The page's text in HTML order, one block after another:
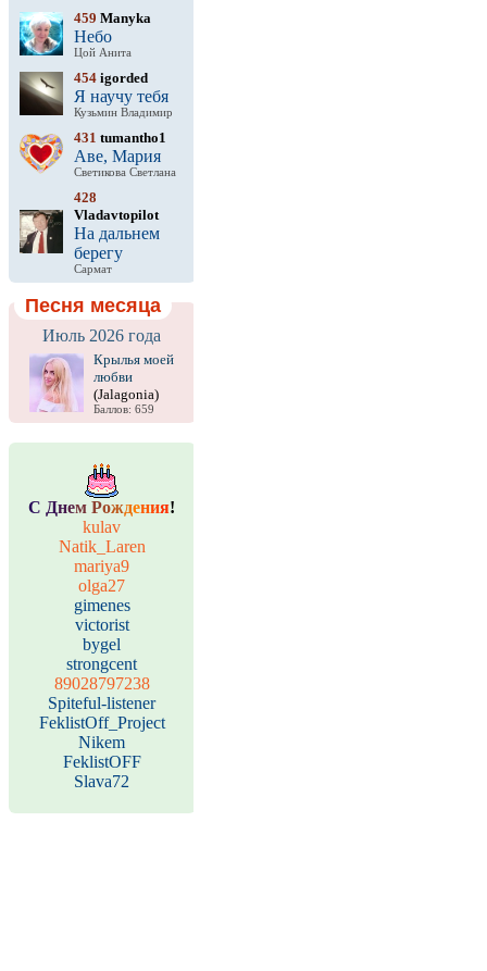
459 Manyka
Небо
Цой Анита
454 igorded
Я научу тебя
Кузьмин Владимир
431 tumantho1
Аве, Мария
Светикова Светлана
428
Vladavtopilot
На дальнем
берегу
Сармат
Песня месяца
Июль 2026 года
Крылья моей
любви
(Jalagonia)
Баллов: 659
С ДнемРождения!
kulav
Natik_Laren
mariya9
olga27
gimenes
victorist
bygel
strongcent
89028797238
Spiteful-listener
FeklistOff_Project
Nikem
FeklistOFF
Slava72